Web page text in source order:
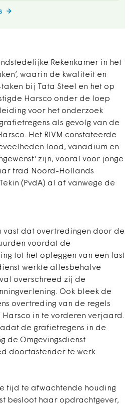
Rekenkamer in het
waarin de kwaliteit en
bij Tata Steel en het op
Harsco onder de loep
voor het onderzoek
als gevolg van de
Het RIVM constateerde
lood, vanadium en
zijn, vooral voor jonge
trad Noord-Hollands
(PvdA) al af vanwege de
vast dat overtredingen door de
voordat de
tot het opleggen van een last
werkte allesbehalve
overschreed zij de
Ook bleek de
overtreding van de regels
in te vorderen verjaard.
de grafietregens in de
de Omgevingsdienst
doortastender te werk.
tijd te afwachtende houding
besloot haar opdrachtgever,